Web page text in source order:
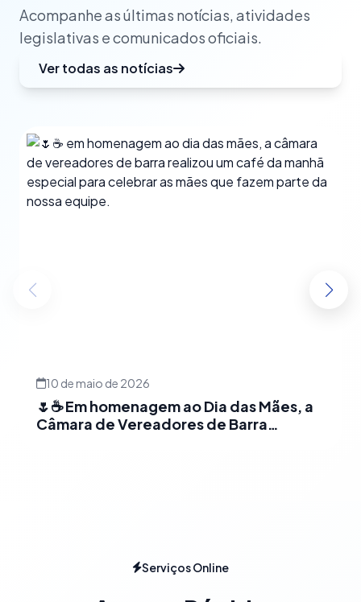
Acompanhe as últimas notícias, atividades
legislativas e comunicados oficiais.
Ver todas as notícias
10 de maio de 2026
🌷☕ Em homenagem ao Dia das Mães, a
Câmara de Vereadores de Barra
Serviços Online